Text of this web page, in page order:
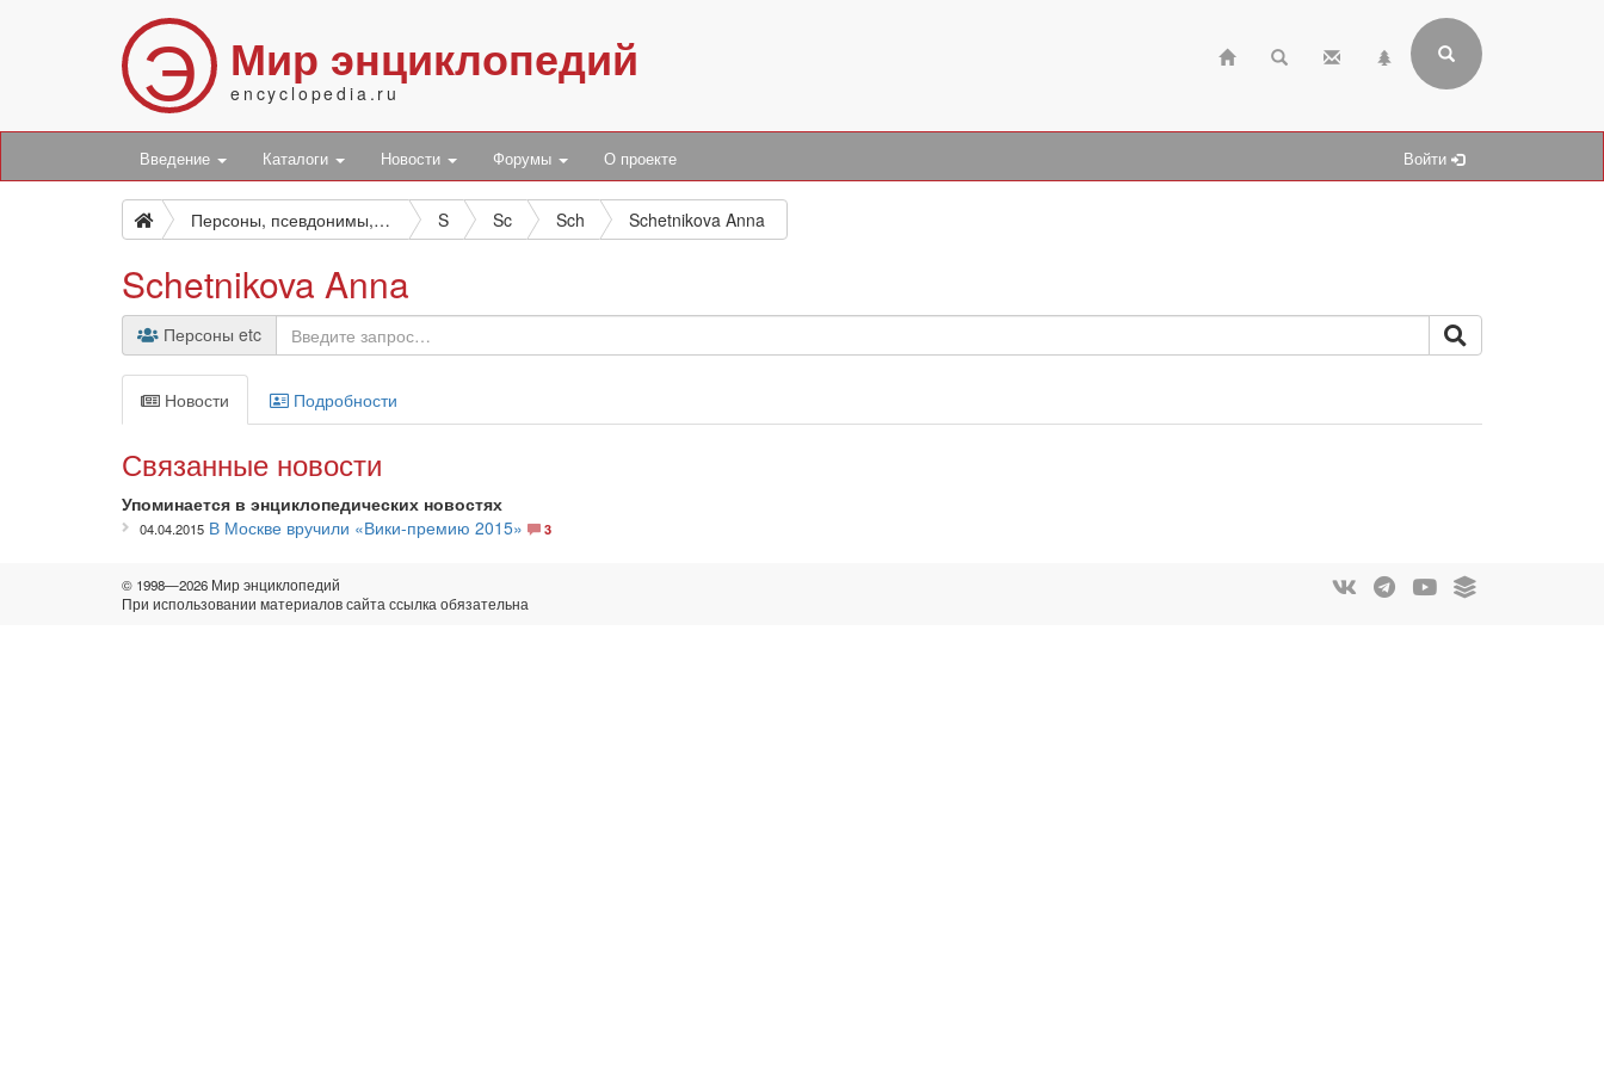
Э Мир энциклопедий
encyclopedia.ru
Введение Каталоги Новости Форумы О проекте Войти
Персоны, псевдонимы, персонажи и боты S Sc Sch Schetnikova Anna
Schetnikova Anna
Персоны etc
Новости Подробности
Связанные новости
Упоминается в энциклопедических новостях
04.04.2015 В Москве вручили «Вики-премию 2015» 3
© 1998—2026 Мир энциклопедий
При использовании материалов сайта ссылка обязательна